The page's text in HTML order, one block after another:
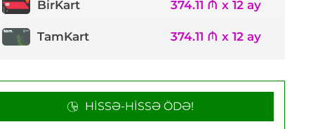
BirKart 374.11 ₼ x 12 ay
TamKart 374.11 ₼ x 12 ay
HISSƏ-HISSƏ ÖDƏ!